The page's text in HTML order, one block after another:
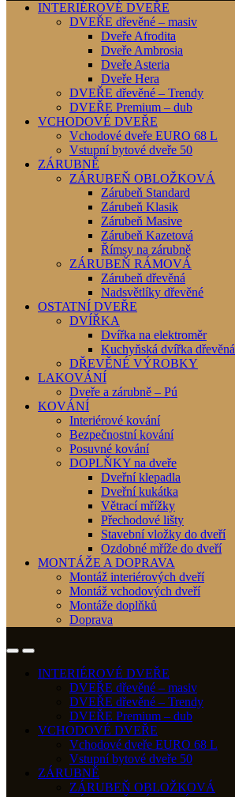
INTERIÉROVÉ DVEŘE
DVEŘE dřevěné – masiv
Dveře Afrodita
Dveře Ambrosia
Dveře Asteria
Dveře Hera
DVEŘE dřevěné – Trendy
DVEŘE Premium – dub
VCHODOVÉ DVEŘE
Vchodové dveře EURO 68 L
Vstupní bytové dveře 50
ZÁRUBNĚ
ZÁRUBEŇ OBLOŽKOVÁ
Zárubeň Standard
Zárubeň Klasik
Zárubeň Masive
Zárubeň Kazetová
Římsy na zárubně
ZÁRUBEŇ RÁMOVÁ
Zárubeň dřevěná
Nadsvětlíky dřevěné
OSTATNÍ DVEŘE
DVÍŘKA
Dvířka na elektroměr
Kuchyňská dvířka dřevěná
DŘEVĚNÉ VÝROBKY
LAKOVÁNÍ
Dveře a zárubně – Pú
KOVÁNÍ
Interiérové kování
Bezpečnostní kování
Posuvné kování
DOPLŇKY na dveře
Dveřní klepadla
Dveřní kukátka
Větrací mřížky
Přechodové lišty
Stavební vložky do dveří
Ozdobné mříže do dveří
MONTÁŽE A DOPRAVA
Montáž interiérových dveří
Montáž vchodových dveří
Montáže doplňků
Doprava
INTERIÉROVÉ DVEŘE
DVEŘE dřevěné – masiv
DVEŘE dřevěné – Trendy
DVEŘE Premium – dub
VCHODOVÉ DVEŘE
Vchodové dveře EURO 68 L
Vstupní bytové dveře 50
ZÁRUBNĚ
ZÁRUBEŇ OBLOŽKOVÁ